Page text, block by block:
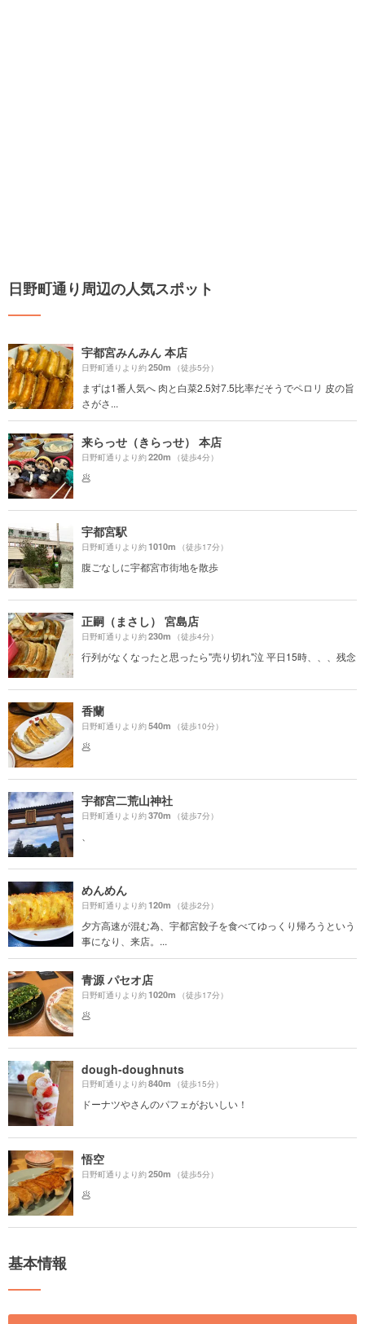
日野町通り周辺の人気スポット
宇都宮みんみん 本店
日野町通りより約250m （徒歩5分）
まずは1番人気へ 肉と白菜2.5対7.5比率だそうでペロリ 皮の旨
さがさ...
来らっせ（きらっせ） 本店
日野町通りより約220m （徒歩4分）
🥟
宇都宮駅
日野町通りより約1010m （徒歩17分）
腹ごなしに宇都宮市街地を散歩
正嗣（まさし） 宮島店
日野町通りより約230m （徒歩4分）
行列がなくなったと思ったら"売り切れ"泣 平日15時、、、残念
香蘭
日野町通りより約540m （徒歩10分）
🥟
宇都宮二荒山神社
日野町通りより約370m （徒歩7分）
めんめん
日野町通りより約120m （徒歩2分）
夕方高速が混む為、宇都宮餃子を食べてゆっくり帰ろうという
事になり、来店。...
青源 パセオ店
日野町通りより約1020m （徒歩17分）
🥟
dough-doughnuts
日野町通りより約840m （徒歩15分）
ドーナツやさんのパフェがおいしい！
悟空
日野町通りより約250m （徒歩5分）
🥟
基本情報